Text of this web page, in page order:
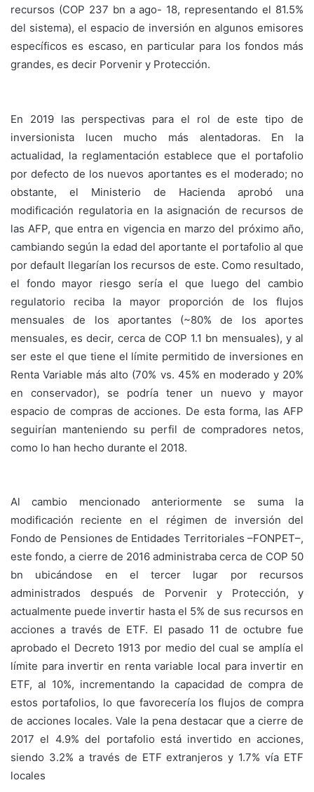
recursos (COP 237 bn a ago- 18, representando el 81.5%
del sistema), el espacio de inversión en algunos emisores
específicos es escaso, en particular para los fondos más
grandes, es decir Porvenir y Protección.
En 2019 las perspectivas para el rol de este tipo de
inversionista lucen mucho más alentadoras. En la
actualidad, la reglamentación establece que el portafolio
por defecto de los nuevos aportantes es el moderado; no
obstante, el Ministerio de Hacienda aprobó una
modificación regulatoria en la asignación de recursos de
las AFP, que entra en vigencia en marzo del próximo año,
cambiando según la edad del aportante el portafolio al que
por default llegarían los recursos de este. Como resultado,
el fondo mayor riesgo sería el que luego del cambio
regulatorio reciba la mayor proporción de los flujos
mensuales de los aportantes (~80% de los aportes
mensuales, es decir, cerca de COP 1.1 bn mensuales), y al
ser este el que tiene el límite permitido de inversiones en
Renta Variable más alto (70% vs. 45% en moderado y 20%
en conservador), se podría tener un nuevo y mayor
espacio de compras de acciones. De esta forma, las AFP
seguirían manteniendo su perfil de compradores netos,
como lo han hecho durante el 2018.
Al cambio mencionado anteriormente se suma la
modificación reciente en el régimen de inversión del
Fondo de Pensiones de Entidades Territoriales –FONPET–,
este fondo, a cierre de 2016 administraba cerca de COP 50
bn ubicándose en el tercer lugar por recursos
administrados después de Porvenir y Protección, y
actualmente puede invertir hasta el 5% de sus recursos en
acciones a través de ETF. El pasado 11 de octubre fue
aprobado el Decreto 1913 por medio del cual se amplía el
límite para invertir en renta variable local para invertir en
ETF, al 10%, incrementando la capacidad de compra de
estos portafolios, lo que favorecería los flujos de compra
de acciones locales. Vale la pena destacar que a cierre de
2017 el 4.9% del portafolio está invertido en acciones,
siendo 3.2% a través de ETF extranjeros y 1.7% vía ETF
locales